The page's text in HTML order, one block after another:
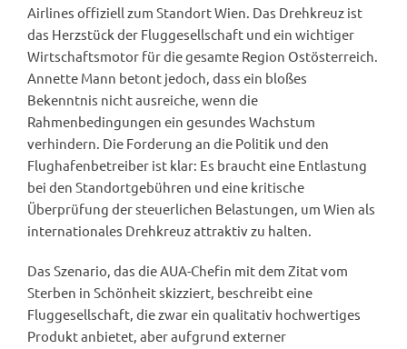
Airlines offiziell zum Standort Wien. Das Drehkreuz ist
das Herzstück der Fluggesellschaft und ein wichtiger
Wirtschaftsmotor für die gesamte Region Ostösterreich.
Annette Mann betont jedoch, dass ein bloßes
Bekenntnis nicht ausreiche, wenn die
Rahmenbedingungen ein gesundes Wachstum
verhindern. Die Forderung an die Politik und den
Flughafenbetreiber ist klar: Es braucht eine Entlastung
bei den Standortgebühren und eine kritische
Überprüfung der steuerlichen Belastungen, um Wien als
internationales Drehkreuz attraktiv zu halten.
Das Szenario, das die AUA-Chefin mit dem Zitat vom
Sterben in Schönheit skizziert, beschreibt eine
Fluggesellschaft, die zwar ein qualitativ hochwertiges
Produkt anbietet, aber aufgrund externer